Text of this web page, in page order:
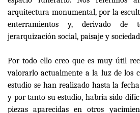
arquitectura monumental, por la
enterramientos y, derivado
jerarquización social, paisaje y
Por todo ello creo que es muy útil
valorarlo actualmente a la luz de los
estudio se han realizado hasta la
y por tanto su estudio, habría sido
piezas aparecidas en otros